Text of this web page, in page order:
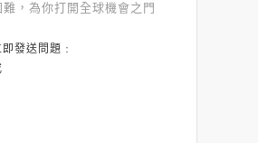
難，為你打開全球機會之門
即發送問題﹕